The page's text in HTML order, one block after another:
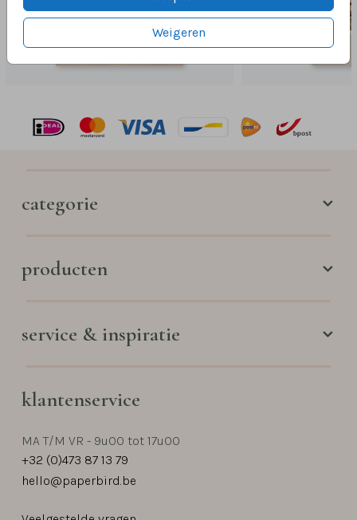
Weigeren
categorie
producten
service & inspiratie
klantenservice
MA T/M VR - 9u00 tot 17u00
+32 (0)473 87 13 79
hello@paperbird.be